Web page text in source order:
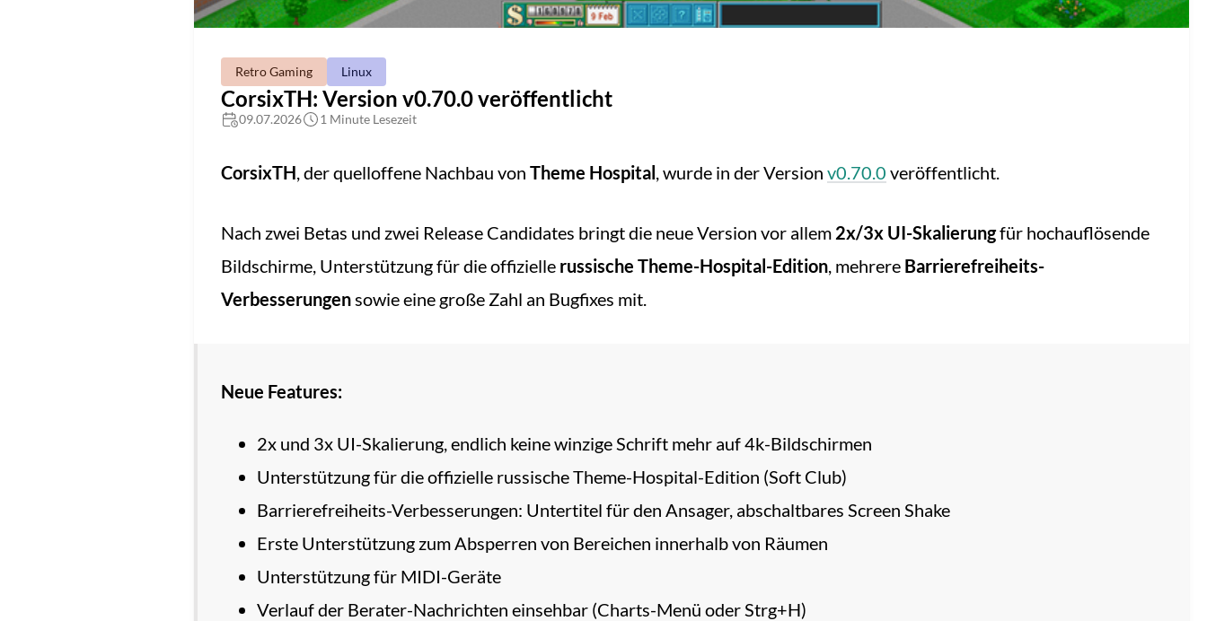
Retro Gaming Linux
CorsixTH: Version v0.70.0 veröffentlicht
09.07.2026 1 Minute Lesezeit
CorsixTH , der quelloffene Nachbau von Theme Hospital , wurde in der Version v0.70.0 veröffentlicht.
Nach zwei Betas und zwei Release Candidates bringt die neue Version vor allem 2x/3x UI-Skalierungfür hochauflösende
Bildschirme, Unterstützung für die offizielle russische Theme-Hospital-Edition, mehrere Barrierefreiheits-
Verbesserungensowie eine große Zahl an Bugfixes mit.
Neue Features:
2x und 3x UI-Skalierung, endlich keine winzige Schrift mehr auf 4k-Bildschirmen
Unterstützung für die offizielle russische Theme-Hospital-Edition (Soft Club)
Barrierefreiheits-Verbesserungen: Untertitel für den Ansager, abschaltbares Screen Shake
Erste Unterstützung zum Absperren von Bereichen innerhalb von Räumen
Unterstützung für MIDI-Geräte
Verlauf der Berater-Nachrichten einsehbar (Charts-Menü oder Strg+H)